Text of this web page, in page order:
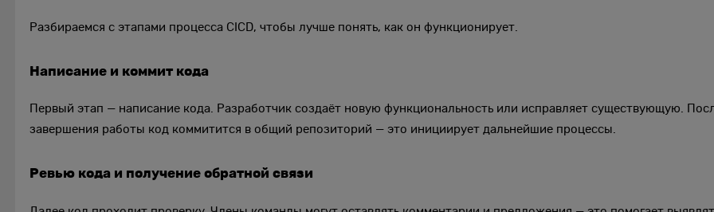
Разбираемся с этапами процесса CICD, чтобы лучше понять, как он функционирует.
Написание и коммит кода
Первый этап — написание кода. Разработчик создаёт новую функциональность или исправляет существующую.
завершения работы код коммитится в общий репозиторий — это инициирует дальнейшие процессы.
Ревью кода и получение обратной связи